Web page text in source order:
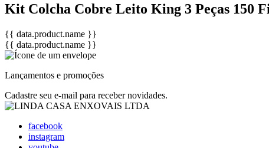
Kit Colcha Cobre Leito King 3 Peças 150
{{ data.product.name }}
{{ data.product.name }}
Lançamentos e promoções
Cadastre seu e-mail para receber novidades.
facebook
instagram